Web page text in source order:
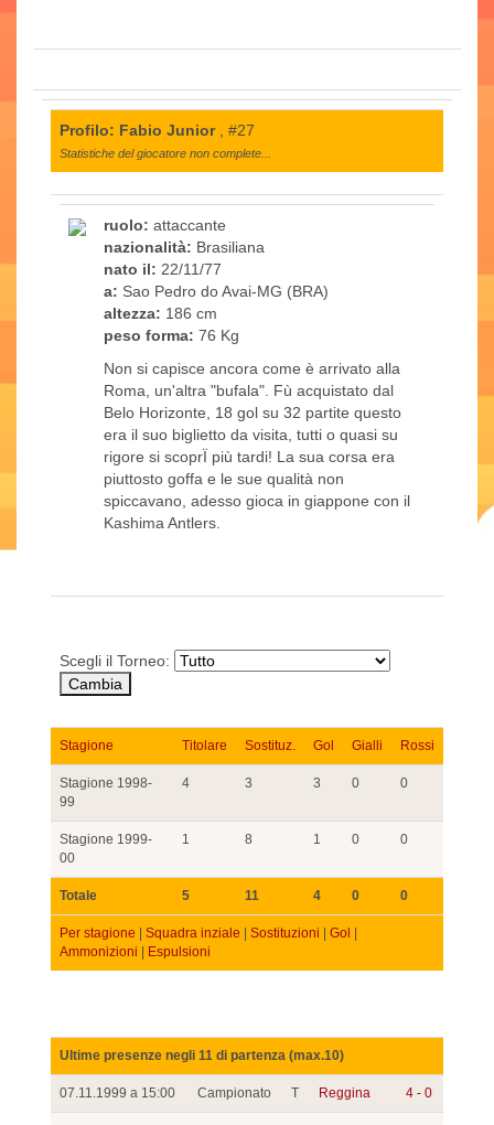
Profilo: Fabio Junior, #27
Statistiche del giocatore non complete...
ruolo: attaccante
nazionalità: Brasiliana
nato il: 22/11/77
a: Sao Pedro do Avai-MG (BRA)
altezza: 186 cm
peso forma: 76 Kg
Non si capisce ancora come è arrivato alla
Roma, un'altra "bufala". Fù acquistato dal
Belo Horizonte, 18 gol su 32 partite questo
era il suo biglietto da visita, tutti o quasi su
rigore si scoprÏ più tardi! La sua corsa era
piuttosto goffa e le sue qualità non
spiccavano, adesso gioca in giappone con il
Kashima Antlers.
Scegli il Torneo:
Stagione Titolare Sostituz. Gol Gialli Rossi
Stagione 1998-
99
4 3 3 0 0
Stagione 1999-
00
1 8 1 0 0
Totale 5 11 4 0 0
Per stagione Squadra inziale Sostituzioni Gol
Ammonizioni
Espulsioni
Ultime presenze negli 11 di partenza (max.10)
07.11.1999 a 15:00 Campionato T Reggina 4 - 0